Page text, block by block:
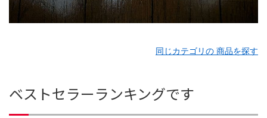
同じカテゴリの 商品を探す
ベストセラーランキングです